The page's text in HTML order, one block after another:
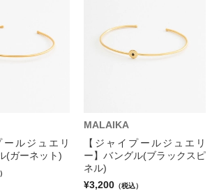
ールジュエリ
(ガーネット)
MALAIKA
【ジャイプールジュエリ
ー】バングル(ブラックスピ
ネル)
¥3,200 （税込）